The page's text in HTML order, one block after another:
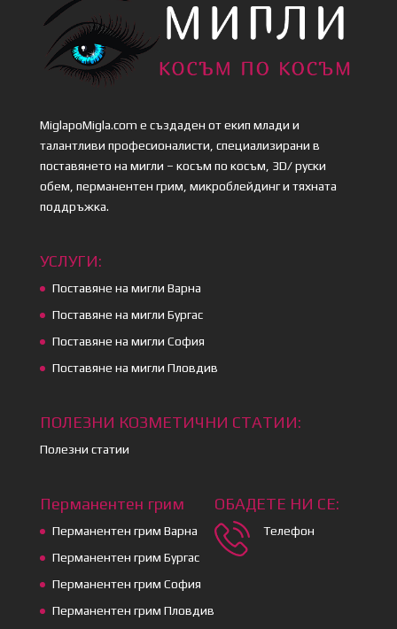
MiglapoMigla.com е създаден от екип млади и
талантливи професионалисти, специализирани в
поставянето на мигли – косъм по косъм, 3D/ руски
обем, перманентен грим, микроблейдинг и тяхната
поддръжка.
УСЛУГИ:
Поставяне на мигли Варна
Поставяне на мигли Бургас
Поставяне на мигли София
Поставяне на мигли Пловдив
ПОЛЕЗНИ КОЗМЕТИЧНИ СТАТИИ:
Полезни статии
Перманентен грим
Перманентен грим Варна
Перманентен грим Бургас
Перманентен грим София
Перманентен грим Пловдив
ОБАДЕТЕ НИ СЕ:
Телефон